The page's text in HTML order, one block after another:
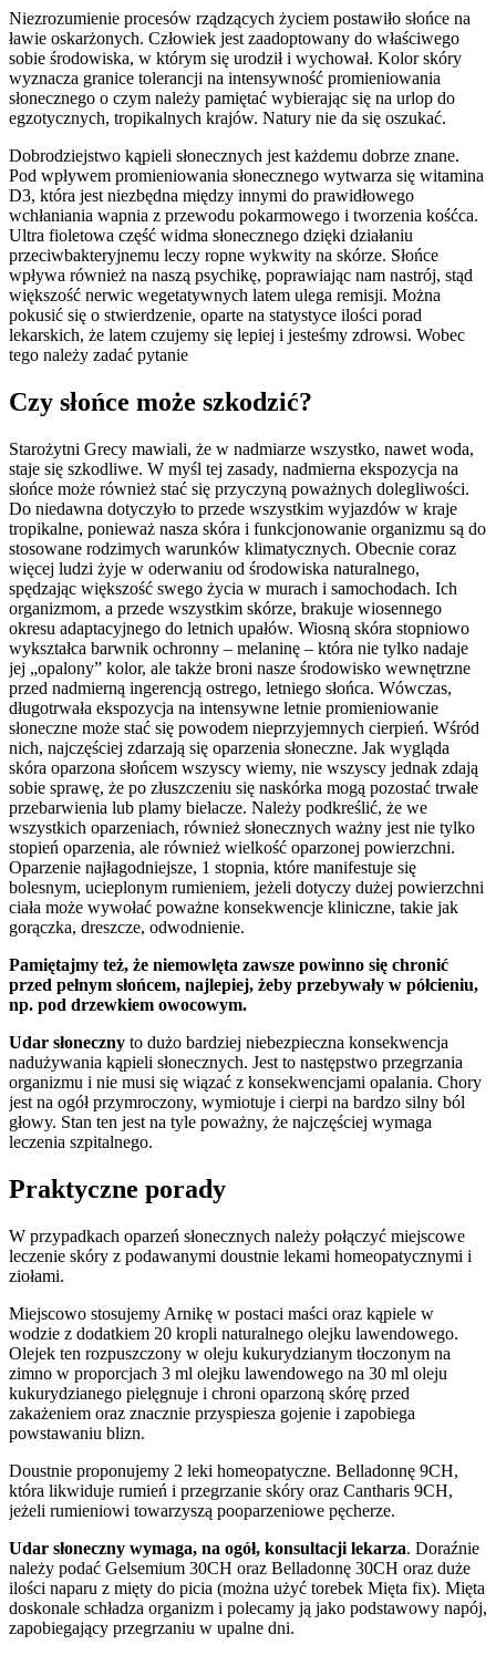
Niezrozumienie procesów rządzących życiem postawiło słońce na
ławie oskarżonych. Człowiek jest zaadoptowany do właściwego
sobie środowiska, w którym się urodził i wychował. Kolor skóry
wyznacza granice tolerancji na intensywność promieniowania
słonecznego o czym należy pamiętać wybierając się na urlop do
egzotycznych, tropikalnych krajów. Natury nie da się oszukać.
Dobrodziejstwo kąpieli słonecznych jest każdemu dobrze znane.
Pod wpływem promieniowania słonecznego wytwarza się witamina
D3, która jest niezbędna między innymi do prawidłowego
wchłaniania wapnia z przewodu pokarmowego i tworzenia kośćca.
Ultra fioletowa część widma słonecznego dzięki działaniu
przeciwbakteryjnemu leczy ropne wykwity na skórze. Słońce
wpływa również na naszą psychikę, poprawiając nam nastrój, stąd
większość nerwic wegetatywnych latem ulega remisji. Można
pokusić się o stwierdzenie, oparte na statystyce ilości porad
lekarskich, że latem czujemy się lepiej i jesteśmy zdrowsi. Wobec
tego należy zadać pytanie
Czy słońce może szkodzić?
Starożytni Grecy mawiali, że w nadmiarze wszystko, nawet woda,
staje się szkodliwe. W myśl tej zasady, nadmierna ekspozycja na
słońce może również stać się przyczyną poważnych dolegliwości.
Do niedawna dotyczyło to przede wszystkim wyjazdów w kraje
tropikalne, ponieważ nasza skóra i funkcjonowanie organizmu są do
stosowane rodzimych warunków klimatycznych. Obecnie coraz
więcej ludzi żyje w oderwaniu od środowiska naturalnego,
spędzając większość swego życia w murach i samochodach. Ich
organizmom, a przede wszystkim skórze, brakuje wiosennego
okresu adaptacyjnego do letnich upałów. Wiosną skóra stopniowo
wykształca barwnik ochronny – melaninę – która nie tylko nadaje
jej „opalony” kolor, ale także broni nasze środowisko wewnętrzne
przed nadmierną ingerencją ostrego, letniego słońca. Wówczas,
długotrwała ekspozycja na intensywne letnie promieniowanie
słoneczne może stać się powodem nieprzyjemnych cierpień. Wśród
nich, najczęściej zdarzają się oparzenia słoneczne. Jak wygląda
skóra oparzona słońcem wszyscy wiemy, nie wszyscy jednak zdają
sobie sprawę, że po złuszczeniu się naskórka mogą pozostać trwałe
przebarwienia lub plamy bielacze. Należy podkreślić, że we
wszystkich oparzeniach, również słonecznych ważny jest nie tylko
stopień oparzenia, ale również wielkość oparzonej powierzchni.
Oparzenie najłagodniejsze, 1 stopnia, które manifestuje się
bolesnym, ucieplonym rumieniem, jeżeli dotyczy dużej powierzchni
ciała może wywołać poważne konsekwencje kliniczne, takie jak
gorączka, dreszcze, odwodnienie.
Pamiętajmy też, że niemowlęta zawsze powinno się chronić
przed pełnym słońcem, najlepiej, żeby przebywały w półcieniu,
np. pod drzewkiem owocowym.
Udar słoneczny to dużo bardziej niebezpieczna konsekwencja
nadużywania kąpieli słonecznych. Jest to następstwo przegrzania
organizmu i nie musi się wiązać z konsekwencjami opalania. Chory
jest na ogół przymroczony, wymiotuje i cierpi na bardzo silny ból
głowy. Stan ten jest na tyle poważny, że najczęściej wymaga
leczenia szpitalnego.
Praktyczne porady
W przypadkach oparzeń słonecznych należy połączyć miejscowe
leczenie skóry z podawanymi doustnie lekami homeopatycznymi i
ziołami.
Miejscowo stosujemy Arnikę w postaci maści oraz kąpiele w
wodzie z dodatkiem 20 kropli naturalnego olejku lawendowego.
Olejek ten rozpuszczony w oleju kukurydzianym tłoczonym na
zimno w proporcjach 3 ml olejku lawendowego na 30 ml oleju
kukurydzianego pielęgnuje i chroni oparzoną skórę przed
zakażeniem oraz znacznie przyspiesza gojenie i zapobiega
powstawaniu blizn.
Doustnie proponujemy 2 leki homeopatyczne. Belladonnę 9CH,
która likwiduje rumień i przegrzanie skóry oraz Cantharis 9CH,
jeżeli rumieniowi towarzyszą pooparzeniowe pęcherze.
Udar słoneczny wymaga, na ogół, konsultacji lekarza. Doraźnie
należy podać Gelsemium 30CH oraz Belladonnę 30CH oraz duże
ilości naparu z mięty do picia (można użyć torebek Mięta fix). Mięta
doskonale schładza organizm i polecamy ją jako podstawowy napój,
zapobiegający przegrzaniu w upalne dni.